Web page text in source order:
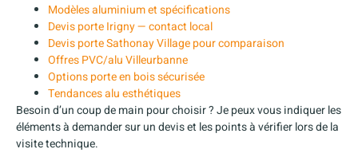
Modèles aluminium et spécifications
Devis porte Irigny — contact local
Devis porte Sathonay Village pour comparaison
Offres PVC/alu Villeurbanne
Options porte en bois sécurisée
Tendances alu esthétiques
Besoin d’un coup de main pour choisir ? Je peux vous indiquer les
éléments à demander sur un devis et les points à vérifier lors de la
visite technique.